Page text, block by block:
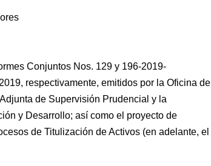
Conjuntos Nos. 129 y 196-2019-
respectivamente, emitidos por la Oficina de
de Supervisión Prudencial y la
y Desarrollo; así como el proyecto de
de Titulización de Activos (en adelante, el